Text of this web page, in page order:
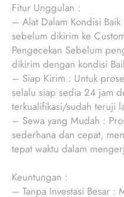
Fitur Unggulan :
– Alat Dalam Kondisi
sebelum dikirim ke
Pengecekan Sebelum
dikirim dengan kondisi
– Siap Kirim : Untuk
selalu siap sedia 24 jam
terkualifikasi/sudah teruji
– Sewa yang Mudah :
sederhana dan cepat,
tepat waktu dalam
Keuntungan :
– Tanpa Investasi Besar :